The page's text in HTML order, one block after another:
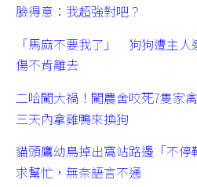
臉得意：我超強對吧？
「馬麻不要我了」 狗狗遭主人
傷不肯離去
二哈闖大禍！闖農舍咬死7隻家
三天內拿雞鴨來換狗
貓頭鷹幼鳥掉出窩站路邊「不
求幫忙，無奈語言不通